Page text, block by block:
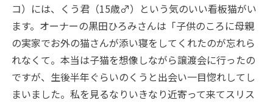
コ）には、くう君（15歳♂）という気のいい看板猫がい
ます。オーナーの黒田ひろみさんは「子供のころに母親
の実家でお外の猫さんが添い寝をしてくれたのが忘れら
れなくて。本当は子猫を想像しながら譲渡会に行ったの
ですが、生後半年ぐらいのくうと出会い一目惚れしてし
まいました。私を見るなりいきなり近寄って来てスリス